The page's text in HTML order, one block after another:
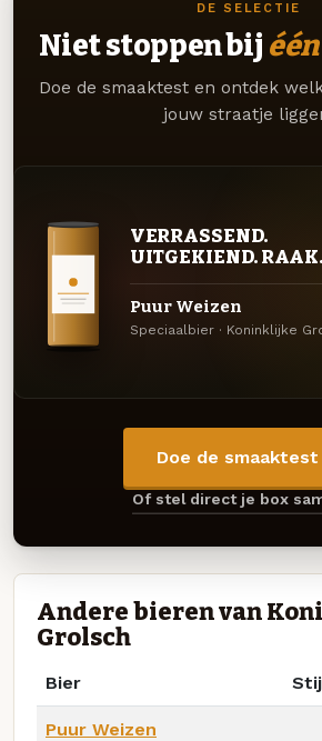
DE SELECTIE
Niet stoppen bij één
Doe de smaaktest en ontdek
jouw straatje
VERRASSEND.
UITGEKIEND. RAAK.
Puur Weizen
Speciaalbier · Koninklijke
Doe de
Of stel direct je box
Andere bieren van
Grolsch
Bier
Puur Weizen